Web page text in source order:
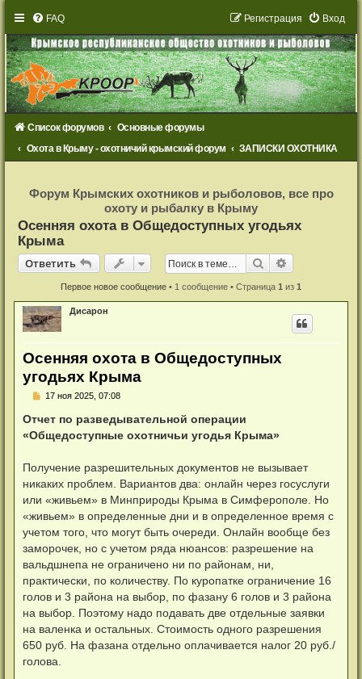
FAQ Вход
Регистрация
Список форумов
Основные форумы
Охота в Крыму - охотничий крымский форум
ЗАПИСКИ ОХОТНИКА
с
т
р
а
ц
и
Форум Крымских охотников и рыболовов, все про
охоту и рыбалку в Крыму
Осенняя охота в Общедоступных угодьях
Крыма
Ответить
Ответить Поиск
Первое новое сообщение • 1 сообщение • Страница 1 из 1
Дисарон
Осенняя охота в Общедоступных
угодьях Крыма
Н
п
р
о
т
н
н
е
с
о
б
щ
е
н
е
17 ноя 2025, 07:08
Отчет по разведывательной операции
«Общедоступные охотничьи угодья Крыма»
Получение разрешительных документов не вызывает
никаких проблем. Вариантов два: онлайн через госуслуги
или «живьем» в Минприроды Крыма в Симферополе. Но
«живьем» в определенные дни и в определенное время с
учетом того, что могут быть очереди. Онлайн вообще без
заморочек, но с учетом ряда нюансов: разрешение на
вальдшнепа не ограничено ни по районам, ни,
практически, по количеству. По куропатке ограничение 16
голов и 3 района на выбор, по фазану 6 голов и 3 района
на выбор. Поэтому надо подавать две отдельные заявки
на валенка и остальных. Стоимость одного разрешения
650 руб. На фазана отдельно оплачивается налог 20 руб./
голова.